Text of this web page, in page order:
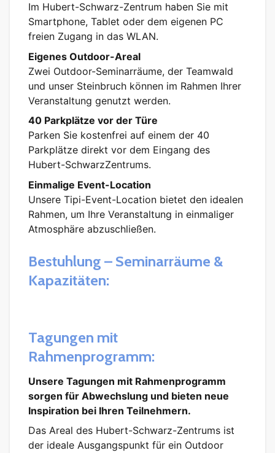
Im Hubert-Schwarz-Zentrum haben Sie mit
Smartphone, Tablet oder dem eigenen PC
freien Zugang in das WLAN.
Eigenes Outdoor-Areal
Zwei Outdoor-Seminarräume, der Teamwald
und unser Steinbruch können im Rahmen Ihrer
Veranstaltung genutzt werden.
40 Parkplätze vor der Türe
Parken Sie kostenfrei auf einem der 40
Parkplätze direkt vor dem Eingang des
Hubert-SchwarzZentrums.
Einmalige Event-Location
Unsere Tipi-Event-Location bietet den idealen
Rahmen, um Ihre Veranstaltung in einmaliger
Atmosphäre abzuschließen.
Bestuhlung – Seminarräume &
Kapazitäten:
Tagungen mit
Rahmenprogramm:
Unsere Tagungen mit Rahmenprogramm
sorgen für Abwechslung und bieten neue
Inspiration bei Ihren Teilnehmern.
Das Areal des Hubert-Schwarz-Zentrums ist
der ideale Ausgangspunkt für ein Outdoor